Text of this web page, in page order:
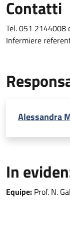
Contatti
Tel. 051 2144008
Infermiere
Alessandra
In
Equipe: Prof. N.